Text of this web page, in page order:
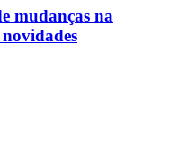
mudanças na